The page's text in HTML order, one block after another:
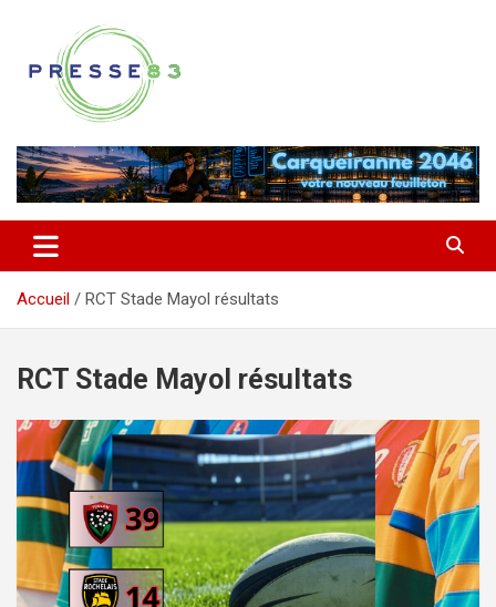
contenu
Presse 83
Accueil RCT Stade Mayol résultats
RCT Stade Mayol résultats